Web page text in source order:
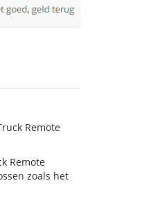
Remote
Remote
zoals het